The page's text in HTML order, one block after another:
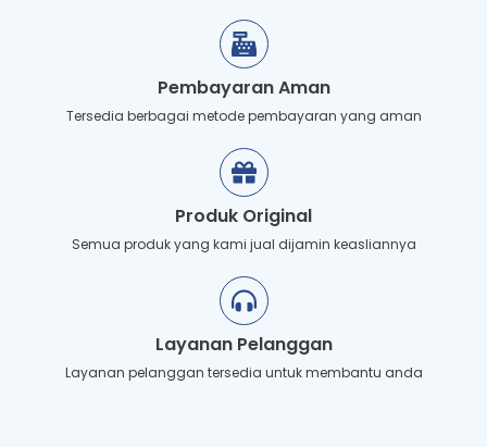
Pembayaran Aman
Tersedia berbagai metode pembayaran yang aman
Produk Original
Semua produk yang kami jual dijamin keasliannya
Layanan Pelanggan
Layanan pelanggan tersedia untuk membantu anda